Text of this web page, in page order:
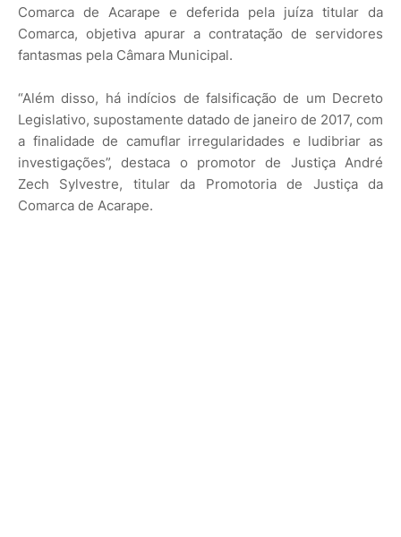
Comarca de Acarape e deferida pela juíza titular da
Comarca, objetiva apurar a contratação de servidores
fantasmas pela Câmara Municipal.
“Além disso, há indícios de falsificação de um Decreto
Legislativo, supostamente datado de janeiro de 2017, com
a finalidade de camuflar irregularidades e ludibriar as
investigações”, destaca o promotor de Justiça André
Zech Sylvestre, titular da Promotoria de Justiça da
Comarca de Acarape.